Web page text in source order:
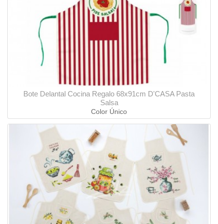
Bote Delantal Cocina Regalo 68x91cm D'CASA Pasta
Salsa
Color Único